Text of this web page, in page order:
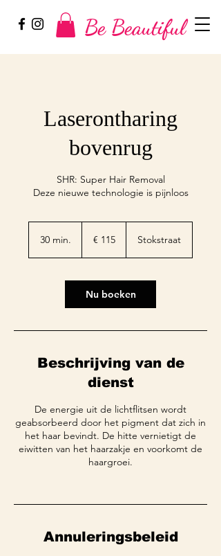
Be Beautiful
Laserontharing
bovenrug
SHR: Super Hair Removal
Deze nieuwe technologie is pijnloos
30 min.
i
.
€ 115 Stokstraat
Nu boeken
Beschrijving van de
dienst
De energie uit de lichtflitsen wordt
geabsorbeerd door het pigment dat zich in
het haar bevindt. De hitte vernietigt de
eiwitten van het haarzakje en voorkomt de
haargroei.
Annuleringsbeleid